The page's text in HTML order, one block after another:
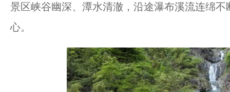
景区峡谷幽深、潭水清澈，沿途瀑布溪流连绵
心。